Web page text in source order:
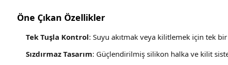
Öne Çıkan Özellikler
Tek Tuşla Kontrol: Suyu akıtmak veya kilitlemek için tek
Sızdırmaz Tasarım: Güçlendirilmiş silikon halka ve kilit